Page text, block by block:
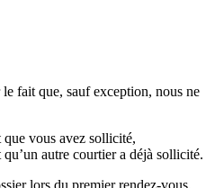
fait que, sauf exception, nous ne
que vous avez sollicité,
qu’un autre courtier a déjà sollicité.